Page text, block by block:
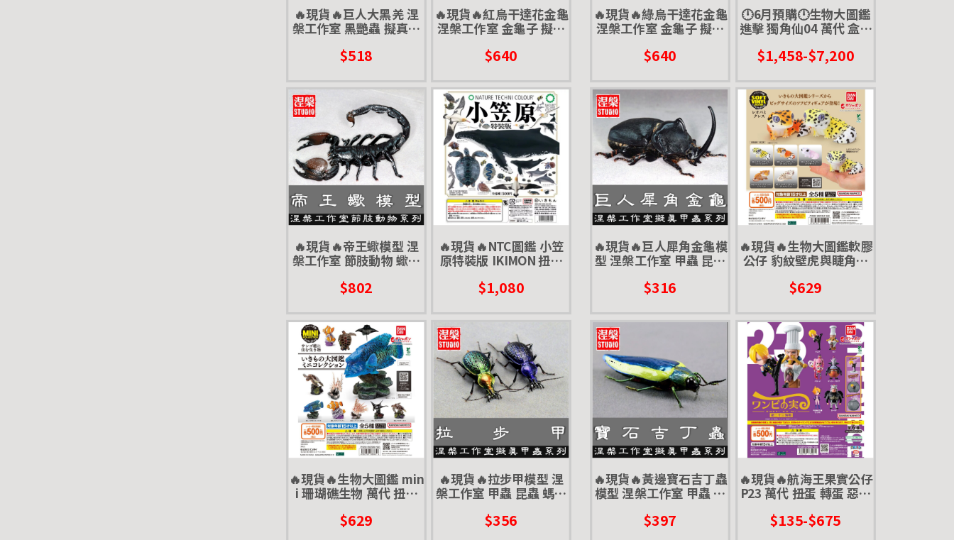
🔥現貨🔥巨人大黑羌 涅
槃工作室 黑艷蟲 擬真模
蟲
$518
🔥現貨🔥紅烏干達花金龜
涅槃工作室 金龜子 擬真
$640
🔥現貨🔥綠烏干達花金龜
涅槃工作室 金龜子 擬真
$640
🕛6月預購🕛生物大圖鑑
進擊 獨角仙04 萬代 盒玩
蟲 長戟
$1,458-$7,200
🔥現貨🔥帝王蠍模型 涅
槃工作室 節肢動物 蠍子
$802
🔥現貨🔥NTC圖鑑 小笠
原特裝版 IKIMON 扭蛋
$1,080
🔥現貨🔥巨人犀角金龜模
型 涅槃工作室 甲蟲 昆蟲
鐵 巨人柱犀金龜
$316
🔥現貨🔥生物大圖鑑軟膠
公仔 豹紋壁虎與睫角守
0mm
$629
🔥現貨🔥生物大圖鑑 min
i 珊瑚礁生物 萬代 扭蛋
鯛 海龜 綠蠵龜 珊瑚
$629
🔥現貨🔥拉步甲模型 涅
槃工作室 甲蟲 昆蟲 螞蟻
鐵 涅盤
$356
🔥現貨🔥黃邊寶石吉丁蟲
模型 涅槃工作室 甲蟲 昆
盤 幾丁蟲
$397
🔥現貨🔥航海王果實公仔
P23 萬代 扭蛋 轉蛋 惡魔
普 培羅娜 摩利亞 莉莉絲
$135-$675